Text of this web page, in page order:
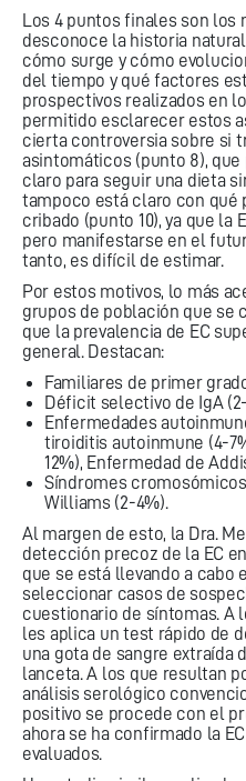
Los 4 puntos finales son los
desconoce la historia
cómo surge y cómo
del tiempo y qué factores
prospectivos realizados en
permitido esclarecer estos
cierta controversia sobre si
asintomáticos (punto 8),
claro para seguir una dieta
tampoco está claro con qué
cribado (punto 10), ya que la
pero manifestarse en el
tanto, es difícil de estimar.
Por estos motivos, lo más
grupos de población que se
que la prevalencia de EC
general. Destacan:
Familiares de primer
Déficit selectivo de IgA
Enfermedades
tiroiditis autoinmune (4-
12%), Enfermedad de
Síndromes
Williams (2-4%).
Al margen de esto, la Dra.
detección precoz de la EC
que se está llevando a cabo
seleccionar casos de
cuestionario de síntomas. A
les aplica un test rápido de
una gota de sangre extraída
lanceta. A los que resultan
análisis serológico
positivo se procede con el
ahora se ha confirmado la
evaluados.